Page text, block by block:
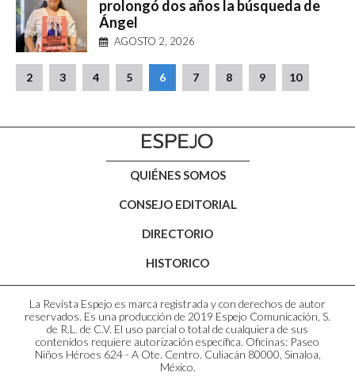
prolongó dos años la búsqueda de
Ángel
AGOSTO 2, 2026
2 3 4 5 6 7 8 9 10
QUIÉNES SOMOS
CONSEJO EDITORIAL
DIRECTORIO
HISTORICO
La Revista Espejo es marca registrada y con derechos de autor
reservados. Es una producción de 2019 Espejo Comunicación, S.
de R.L. de C.V. El uso parcial o total de cualquiera de sus
contenidos requiere autorización específica. Oficinas: Paseo
Niños Héroes 624 - A Ote. Centro. Culiacán 80000, Sinaloa,
México.